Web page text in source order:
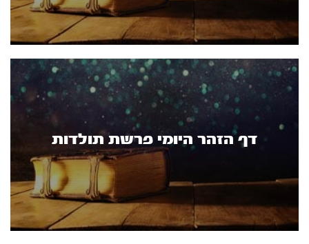
דף הזהר היומי פרשת תולדות